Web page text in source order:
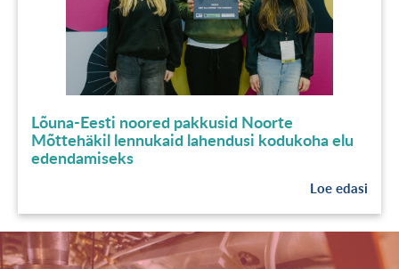
Lõuna-Eesti noored pakkusid Noorte
Mõttehäkil lennukaid lahendusi kodukoha elu
edendamiseks
Loe edasi